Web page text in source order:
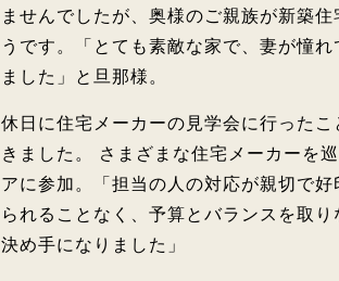
ませんでしたが、奥様のご親族が新築
うです。「とても素敵な家で、妻が憧
ました」と旦那様。
休日に住宅メーカーの見学会に行った
きました。 さまざまな住宅メーカーを
アに参加。「担当の人の対応が親切で
られることなく、予算とバランスを取
決め手になりました」